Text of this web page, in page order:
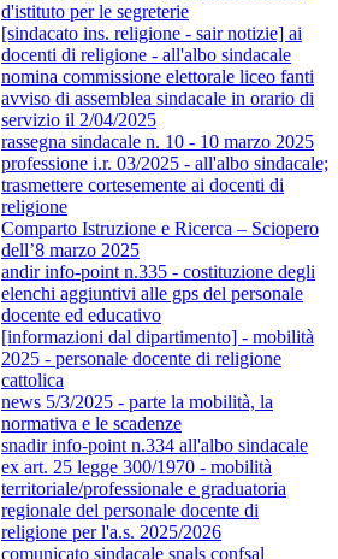
d'istituto per le segreterie
[sindacato ins. religione - sair notizie] ai
docenti di religione - all'albo sindacale
nomina commissione elettorale liceo fanti
avviso di assemblea sindacale in orario di
servizio il 2/04/2025
rassegna sindacale n. 10 - 10 marzo 2025
professione i.r. 03/2025 - all'albo sindacale;
trasmettere cortesemente ai docenti di
religione
Comparto Istruzione e Ricerca – Sciopero
dell’8 marzo 2025
andir info-point n.335 - costituzione degli
elenchi aggiuntivi alle gps del personale
docente ed educativo
[informazioni dal dipartimento] - mobilità
2025 - personale docente di religione
cattolica
news 5/3/2025 - parte la mobilità, la
normativa e le scadenze
snadir info-point n.334 all'albo sindacale
ex art. 25 legge 300/1970 - mobilità
territoriale/professionale e graduatoria
regionale del personale docente di
religione per l'a.s. 2025/2026
comunicato sindacale snals confsal